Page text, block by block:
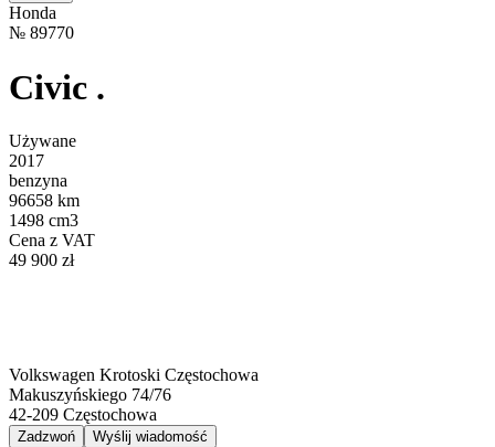
Honda
№ 89770
Civic .
Używane
2017
benzyna
96658 km
1498 cm3
Cena z VAT
49 900 zł
Volkswagen Krotoski Częstochowa
Makuszyńskiego 74/76
42-209 Częstochowa
Zadzwoń
Wyślij wiadomość